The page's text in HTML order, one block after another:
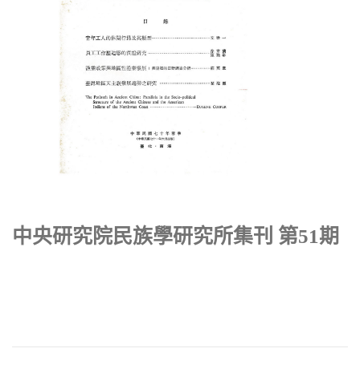
中央研究院民族學研究所集刊 第51期